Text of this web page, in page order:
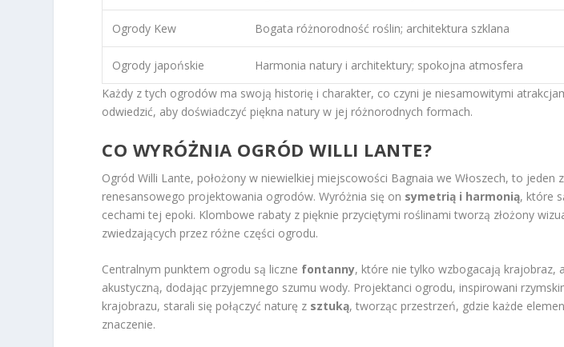
Ogrody Kew Bogata różnorodność roślin; architektura szklana
Ogrody japońskie Harmonia natury i architektury; spokojna atmosfera
Każdy z tych ogrodów ma swoją historię i charakter, co czyni je niesamowitymi
odwiedzić, aby doświadczyć piękna natury w jej różnorodnych formach.
CO WYRÓŻNIA OGRÓD WILLI LANTE?
Ogród Willi Lante, położony w niewielkiej miejscowości Bagnaia we Włoszech, to jeden
renesansowego projektowania ogrodów. Wyróżnia się on symetrią i harmonią, które
cechami tej epoki. Klombowe rabaty z pięknie przyciętymi roślinami tworzą złożony
zwiedzających przez różne części ogrodu.
Centralnym punktem ogrodu są liczne fontanny, które nie tylko wzbogacają krajobraz,
akustyczną, dodając przyjemnego szumu wody. Projektanci ogrodu, inspirowani
krajobrazu, starali się połączyć naturę z sztuką, tworząc przestrzeń, gdzie każde
znaczenie.